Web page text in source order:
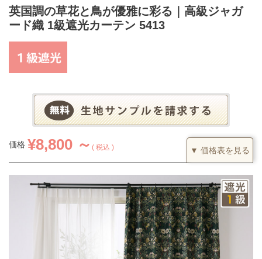
英国調の草花と鳥が優雅に彩る｜高級ジャガ
ード織 1級遮光カーテン 5413
価格 ¥8,800 ～ 税込 ▼ 価格表を見る